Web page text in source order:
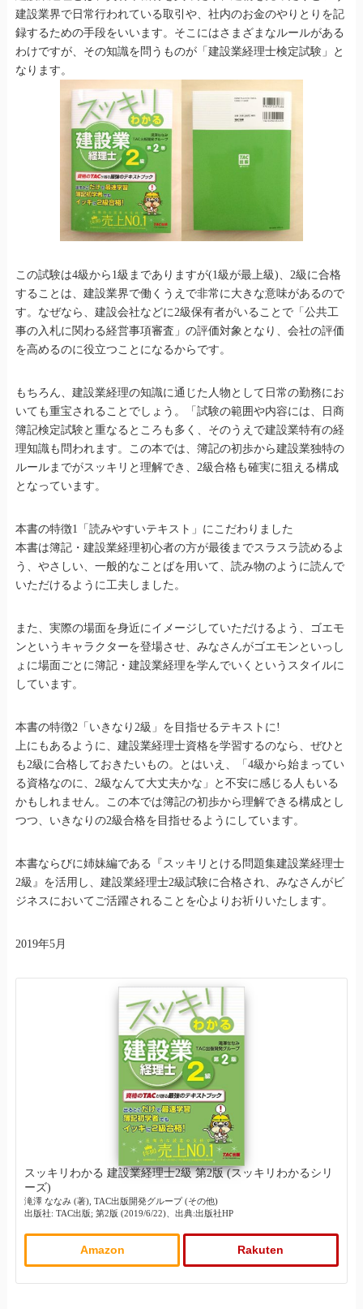
建設業界で日常行われている取引や、社内のお金のやりとりを記
録するための手段をいいます。そこにはさまざまなルールがある
わけですが、その知識を問うものが「建設業経理士検定試験」と
なります。
この試験は4級から1級までありますが(1級が最上級)、2級に合格
することは、建設業界で働くうえで非常に大きな意味があるので
す。なぜなら、建設会社などに2級保有者がいることで「公共工
事の入札に関わる経営事項審査」の評価対象となり、会社の評価
を高めるのに役立つことになるからです。
もちろん、建設業経理の知識に通じた人物として日常の勤務にお
いても重宝されることでしょう。「試験の範囲や内容には、日商
簿記検定試験と重なるところも多く、そのうえで建設業特有の経
理知識も問われます。この本では、簿記の初歩から建設業独特の
ルールまでがスッキリと理解でき、2級合格も確実に狙える構成
となっています。
本書の特徴1「読みやすいテキスト」にこだわりました
本書は簿記・建設業経理初心者の方が最後までスラスラ読めるよ
う、やさしい、一般的なことばを用いて、読み物のように読んで
いただけるように工夫しました。
また、実際の場面を身近にイメージしていただけるよう、ゴエモ
ンというキャラクターを登場させ、みなさんがゴエモンといっし
ょに場面ごとに簿記・建設業経理を学んでいくというスタイルに
しています。
本書の特徴2「いきなり2級」を目指せるテキストに!
上にもあるように、建設業経理士資格を学習するのなら、ぜひと
も2級に合格しておきたいもの。とはいえ、「4級から始まってい
る資格なのに、2級なんて大丈夫かな」と不安に感じる人もいる
かもしれません。この本では簿記の初歩から理解できる構成とし
つつ、いきなりの2級合格を目指せるようにしています。
本書ならびに姉妹編である『スッキリとける問題集建設業経理士
2級』を活用し、建設業経理士2級試験に合格され、みなさんがビ
ジネスにおいてご活躍されることを心よりお祈りいたします。
2019年5月
スッキリわかる 建設業経理士2級 第2版 (スッキリわかるシリ
ーズ)
滝澤 ななみ (著), TAC出版開発グループ (その他)
出版社: TAC出版; 第2版 (2019/6/22)、出典:出版社HP
Amazon Rakuten